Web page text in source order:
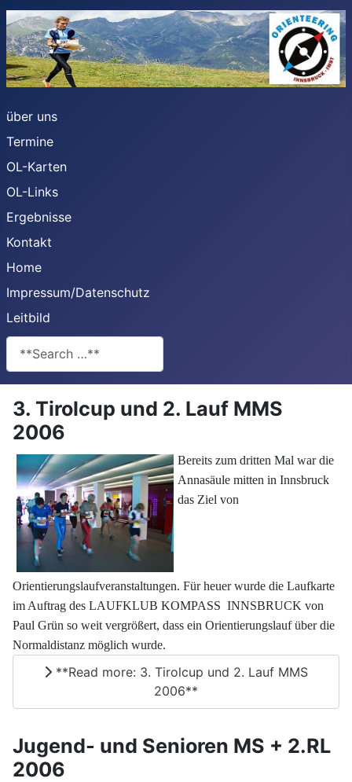
über uns
Termine
OL-Karten
OL-Links
Ergebnisse
Kontakt
Home
Impressum/Datenschutz
Leitbild
**Search**
3. Tirolcup und 2. Lauf MMS
2006
Bereits zum dritten Mal war die
Annasäule mitten in Innsbruck
das Ziel von
Orientierungslaufveranstaltungen. Für heuer wurde die Laufkarte
im Auftrag des LAUFKLUB KOMPASS INNSBRUCK von
Paul Grün so weit vergrößert, dass ein Orientierungslauf über die
Normaldistanz möglich wurde.
**Read more: 3. Tirolcup und 2. Lauf MMS
2006**
Jugend- und Senioren MS + 2.RL
2006